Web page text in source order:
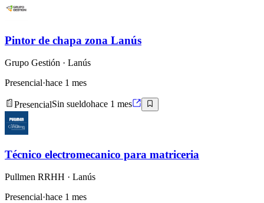
Pintor de chapa zona Lanús
Grupo Gestión · Lanús
Presencial·hace 1 mes
PresencialSin sueldohace 1 mes
Técnico electromecanico para matriceria
Pullmen RRHH · Lanús
Presencial·hace 1 mes